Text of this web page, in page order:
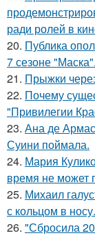
ради ролей в
20. Публика
7 сезоне "Маска".
21. Прыжки
22. Почему
"Привилегии
23. Ана де
Суини поймала.
24. Мария
время не может
25. Михаил
с кольцом в носу.
26. "Сбросила